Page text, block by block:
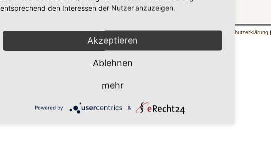
Mönchgut 2026 |Impressum|Datenschutzerklärung|
entsprechend den Interessen der Nutzer anzuzeigen.
Akzeptieren
Ablehnen
mehr
Powered by &